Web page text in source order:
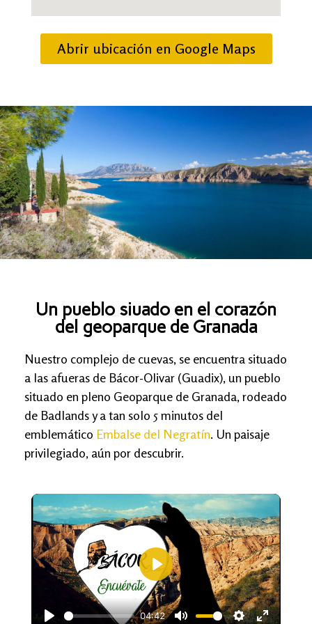
Abrir ubicación en Google Maps
Un pueblo siuado en el corazón
del geoparque de Granada
Nuestro complejo de cuevas, se encuentra situado
a las afueras de Bácor-Olivar (Guadix), un pueblo
situado en pleno Geoparque de Granada, rodeado
de Badlands y a tan solo 5 minutos del
emblemático Embalse del Negratín. Un paisaje
privilegiado, aún por descubrir.
04:42
Play